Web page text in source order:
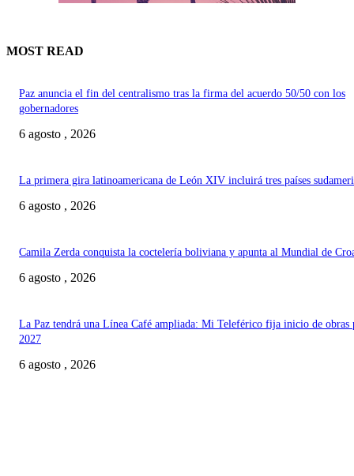
MOST READ
Paz anuncia el fin del centralismo tras la firma del acuerdo 50/50 con los
gobernadores
6 agosto , 2026
La primera gira latinoamericana de León XIV incluirá tres países
6 agosto , 2026
Camila Zerda conquista la coctelería boliviana y apunta al Mundial de
6 agosto , 2026
La Paz tendrá una Línea Café ampliada: Mi Teleférico fija inicio de obras
2027
6 agosto , 2026